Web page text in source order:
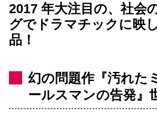
2017 年大注目の、社会
グでドラマチックに映
品！
幻の問題作『汚れた
ールスマンの告発』